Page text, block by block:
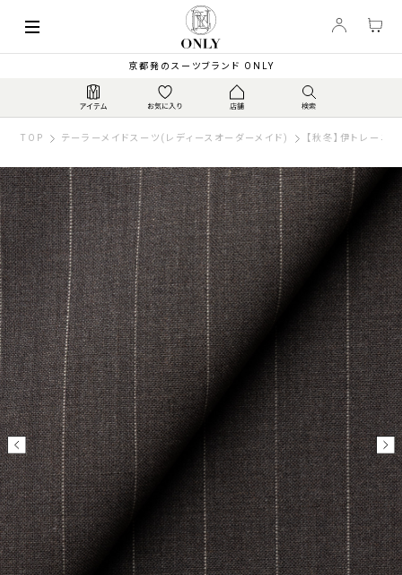
京都発のスーツブランド ONLY
TOP テーラーメイドスーツ(レディースオーダーメイド) 【秋冬】伊トレーニ